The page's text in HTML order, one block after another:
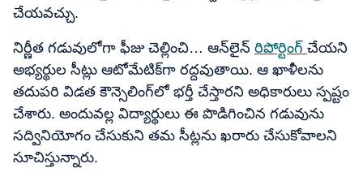
చేయవచ్చు.
నిర్ణీత గడువులోగా ఫీజు చెల్లించి… ఆన్‌లైన్ రిపోర్టింగ్ చేయని
అభ్యర్థుల సీట్లు ఆటోమేటిక్‌గా రద్దవుతాయి. ఆ ఖాళీలను
తదుపరి విడత కౌన్సెలింగ్‌లో భర్తీ చేస్తారని అధికారులు స్పష్టం
చేశారు. అందువల్ల విద్యార్థులు ఈ పొడిగించిన గడువును
సద్వినియోగం చేసుకుని తమ సీట్లను ఖరారు చేసుకోవాలని
సూచిస్తున్నారు.